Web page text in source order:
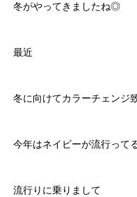
冬がやってきましたね◎
最近
冬に向けてカラーチェンジ
今年はネイビーが流行って
流行りに乗りまして